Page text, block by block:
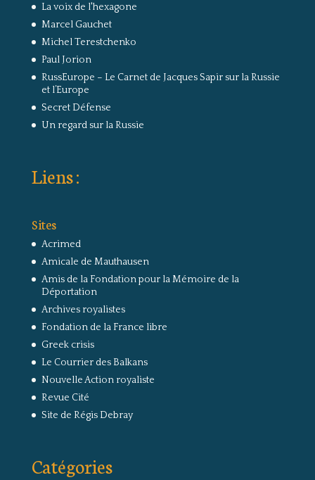
La voix de l'hexagone
Marcel Gauchet
Michel Terestchenko
Paul Jorion
RussEurope – Le Carnet de Jacques Sapir sur la Russie
et l’Europe
Secret Défense
Un regard sur la Russie
Liens :
Sites
Acrimed
Amicale de Mauthausen
Amis de la Fondation pour la Mémoire de la
Déportation
Archives royalistes
Fondation de la France libre
Greek crisis
Le Courrier des Balkans
Nouvelle Action royaliste
Revue Cité
Site de Régis Debray
Catégories